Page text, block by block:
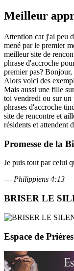
Meilleur
Attention car j'ai peu
mené par le premier
meilleur site de
phrase d'accroche
premier pas?
Alors voici des
Mais aussi une fille
toi vendredi ou sur un
phrases d'accroche
site de rencontre et
résidents et attendent
Promesse de la
Je puis tout par celui
— Philippiens 4:13
BRISER LE
Espace de